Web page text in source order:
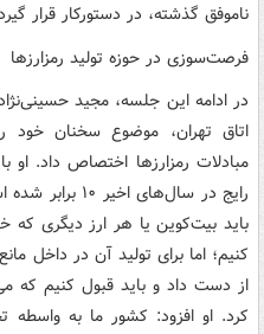
ناموفق گذشته، در دستورکار قرار
فرصت‌سوزی در حوزه تولید رمزارزها
در ادامه این جلسه، مجید
اتاق تهران، موضوع سخنان خود
مبادلات رمزارزها اختصاص داد. او
رایج در
باید بیت‌کوین یا هر ارز دیگری که
کنیم؛ اما برای تولید آن در داخل
از دست داد و باید قبول کنیم که
کرد. او افزود: کشور ما به واسطه